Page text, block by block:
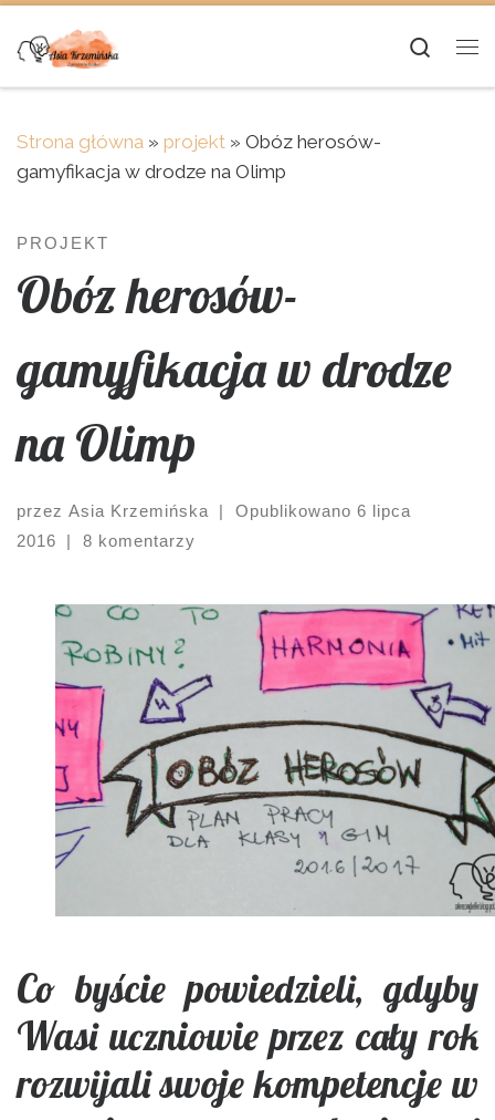
Skip to content
Strona główna » projekt » Obóz herosów-
gamyfikacja w drodze na Olimp
PROJEKT
Obóz herosów-
gamyfikacja w drodze
na Olimp
przez Asia Krzemińska | Opublikowano 6 lipca
2016
| 8 komentarzy
Co byście powiedzieli, gdyby
Wasi uczniowie przez cały rok
rozwijali swoje kompetencje w